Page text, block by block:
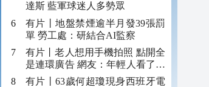
達斯 藍軍球迷人多勢眾
有片丨地盤禁煙逾半月發39張罰
單 勞工處：研結合AI監察
有片丨老人想用手機拍照 點開全
是連環廣告 網友：年輕人看了都
迷糊 何況老年人
有片丨63歲何超瓊現身西班牙電